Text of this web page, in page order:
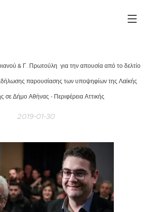
& Γ. Πρωτούλη για την απουσία από το δελτίο
παρουσίασης των υποψηφίων της Λαϊκής
σε Δήμο Αθήνας - Περιφέρεια Αττικής
2019-01-30